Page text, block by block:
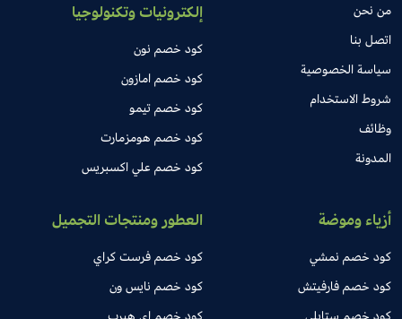
من نحن
اتصل بنا
سياسة الخصوصية
شروط الاستخدام
وظائف
المدونة
إلكترونيات وتكنولوجيا
كود خصم نون
كود خصم امازون
كود خصم تيمو
كود خصم هومزمارت
كود خصم علي اكسبريس
أزياء وموضة
كود خصم نمشي
كود خصم فارفيتش
العطور ومنتجات التجميل
كود خصم فرست كراي
كود خصم نايس ون